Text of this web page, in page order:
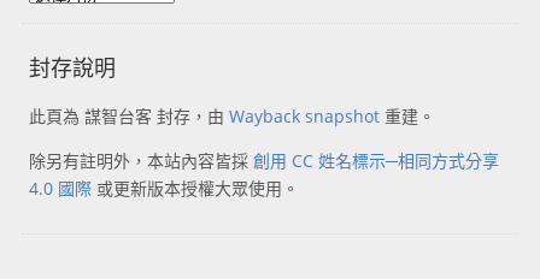
封存說明
此頁為 謀智台客 封存，由 Wayback snapshot 重建。
除另有註明外，本站內容皆採 創用 CC 姓名標示─相同方式分享
4.0 國際 或更新版本授權大眾使用。